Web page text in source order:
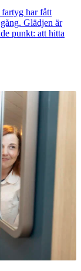
har fått
Glädjen är
punkt: att hitta